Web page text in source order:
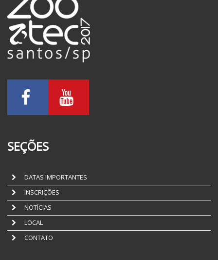
SEÇÕES
DATAS IMPORTANTES
INSCRIÇÕES
NOTÍCIAS
LOCAL
CONTATO